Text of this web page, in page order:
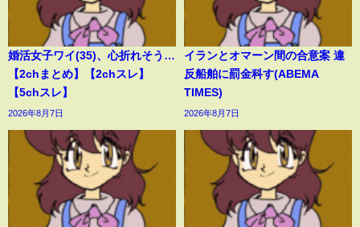
婚活女子ワイ(35)、心折れそう…
【2chまとめ】【2chスレ】
【5chスレ】
2026年8月7日
イランとオマーン間の合意案 違
反船舶に罰金科す(ABEMA
TIMES)
2026年8月7日